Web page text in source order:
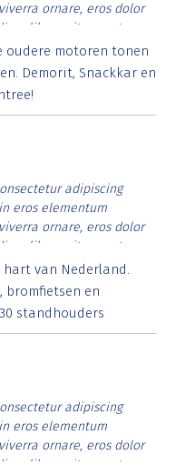
ornare, eros dolor
libero vitae erat.
id rutrum lorem
tristique posuere.
oudere motoren tonen
Demorit, Snackkar en
adipiscing
eros elementum
ornare, eros dolor
libero vitae erat.
id rutrum lorem
tristique posuere.
van Nederland.
bromfietsen en
standhouders
adipiscing
eros elementum
ornare, eros dolor
libero vitae erat.